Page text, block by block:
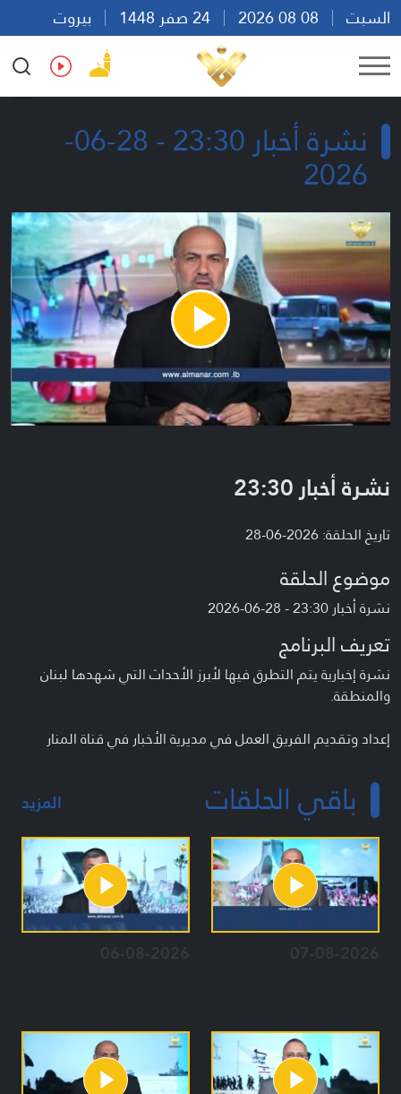
السبت
بيروت
13:23
Ar En Fr Es
نشرة أخبار 23:30 - 28-06-
2026
Play
Video
نشرة أخبار 23:30
تاريخ الحلقة: 2026-06-28
موضوع الحلقة
نشرة أخبار 23:30 - 28-06-2026
تعريف البرنامج
نشرة إخبارية يتم التطرق فيها لأبرز الأحداث التي شهدها لبنان
والمنطقة.
إعداد وتقديم الفريق العمل في مديرية الأخبار في قناة المنار
باقي الحلقات المزيد
07-08-2026
06-08-2026